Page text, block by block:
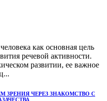
как основная цель
речевой активности.
развитии, ее важное
ЗРЕНИЯ ЧЕРЕЗ ЗНАКОМСТВО С